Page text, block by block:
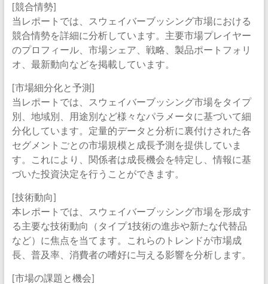
[競合情勢]
当レポートでは、スウェイバーブッシング市場における
競合情勢を詳細に分析しています。主要市場プレイヤー
のプロフィール、市場シェア、戦略、製品ポートフォリ
オ、最新動向などを掲載しています。
[市場細分化と予測]
当レポートでは、スウェイバーブッシング市場をタイプ
別、地域別、用途別など様々なパラメータに基づいて細
分化しています。定量的データと分析に裏付けされた各
セグメントごとの市場規模と成長予測を提供していま
す。これにより、関係者は成長機会を特定し、情報に基
づいた投資決定を行うことができます。
[技術動向]
本レポートでは、スウェイバーブッシング市場を形成す
る主要な技術動向（タイプ1技術の進歩や新たな代替品
など）に焦点を当てます。これらのトレンドが市場成
長、普及率、消費者の嗜好に与える影響を分析します。
[市場の課題と機会]